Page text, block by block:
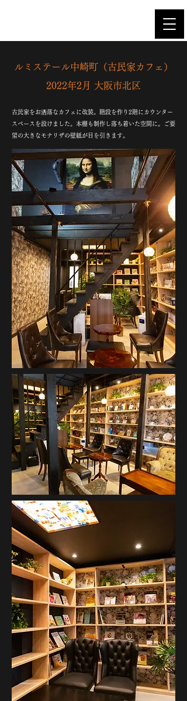
古民家をお洒落なカフェに改装。階段を作り2階にカウンター
スペースを設けました。本棚も制作し落ち着いた空間に。ご要
望の大きなモナリザの壁紙が目を引きます。
ルミステール中崎町（古民家カフェ ）
2022年2月 大阪市北区